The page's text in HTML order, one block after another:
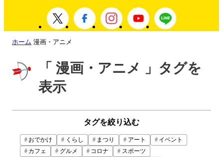
ホーム 漫画・アニメ
「 漫画・アニメ 」タグを
表示
タグを絞り込む
おでかけ くらし まつり アート
イベント
カフェ
グルメ コロナ
スポーツ